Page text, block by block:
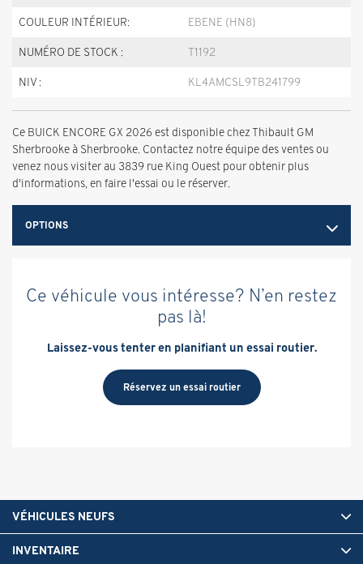
COULEUR INTÉRIEUR: EBENE (HN8)
NUMÉRO DE STOCK : T1192
NIV : KL4AMCSL9TB241799
Ce BUICK ENCORE GX 2026 est disponible chez Thibault GM
Sherbrooke à Sherbrooke. Contactez notre équipe des ventes ou
venez nous visiter au 3839 rue King Ouest pour obtenir plus
d'informations, en faire l'essai ou le réserver.
OPTIONS
Ce véhicule vous intéresse? N’en restez
pas là!
Laissez-vous tenter en planifiant un essai routier.
Réservez un essai routier
VÉHICULES NEUFS
INVENTAIRE